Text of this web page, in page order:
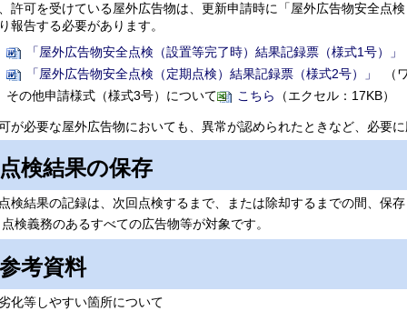
許可を受けている屋外広告物は、更新申請時に「屋外広告物安全点
報告する必要があります。
「屋外広告物安全点検（設置等完了時）結果記録票（様式1号）」
「屋外広告物安全点検（定期点検）結果記録票（様式2号）」
（
その他申請様式（様式3号）について
こちら （エクセル：17KB）
が必要な屋外広告物においても、異常が認められたときなど、必要
点検結果の保存
検結果の記録は、次回点検するまで、または除却するまでの間、保
検義務のあるすべての広告物等が対象です。
参考資料
化等しやすい箇所について